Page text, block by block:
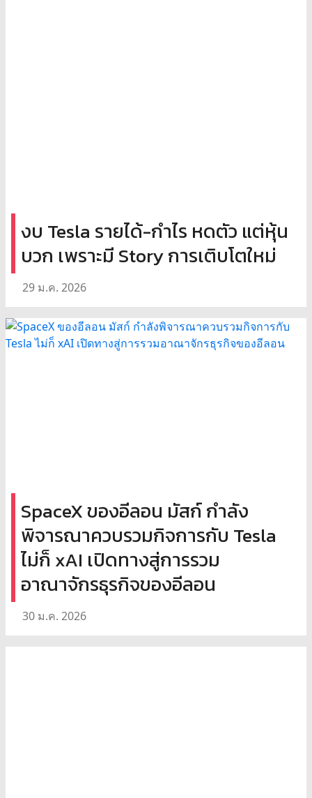
งบ Tesla รายได้-กำไร หดตัว แต่หุ้น
บวก เพราะมี Story การเติบโตใหม่
29 ม.ค. 2026
SpaceX ของอีลอน มัสก์ กำลัง
พิจารณาควบรวมกิจการกับ Tesla
ไม่ก็ xAI เปิดทางสู่การรวม
อาณาจักรธุรกิจของอีลอน
30 ม.ค. 2026